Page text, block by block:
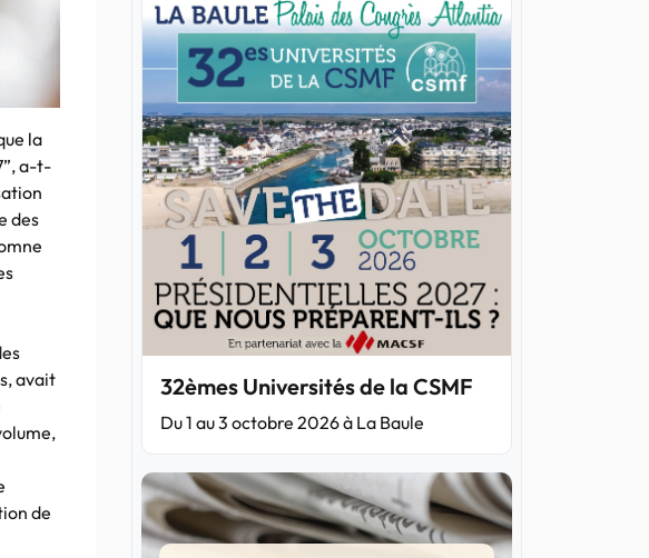
la
a-t-
des
avait
de
32èmes Universités de la CSMF
Du 1 au 3 octobre 2026 à La Baule